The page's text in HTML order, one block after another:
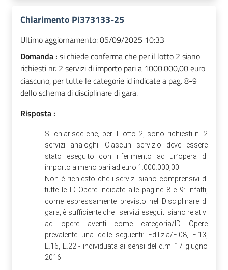
Chiarimento PI373133-25
Ultimo aggiornamento:05/09/2025 10:33
Domanda : si chiede conferma che per il lotto 2 siano
richiesti nr. 2 servizi di importo pari a 1000.000,00 euro
ciascuno, per tutte le categorie id indicate a pag. 8-9
dello schema di disciplinare di gara.
Risposta :
Si chiarisce che, per il lotto 2, sono richiesti n. 2
servizi analoghi. Ciascun servizio deve essere
stato eseguito con riferimento ad un’opera di
importo almeno pari ad euro 1.000.000,00.
Non è richiesto che i servizi siano comprensivi di
tutte le ID Opere indicate alle pagine 8 e 9: infatti,
come espressamente previsto nel Disciplinare di
gara, è sufficiente che i servizi eseguiti siano relativi
ad opere aventi come categoria/ID Opere
prevalente una delle seguenti: Edilizia/E.08, E.13,
E.16, E.22 - individuata ai sensi del d.m. 17 giugno
2016.